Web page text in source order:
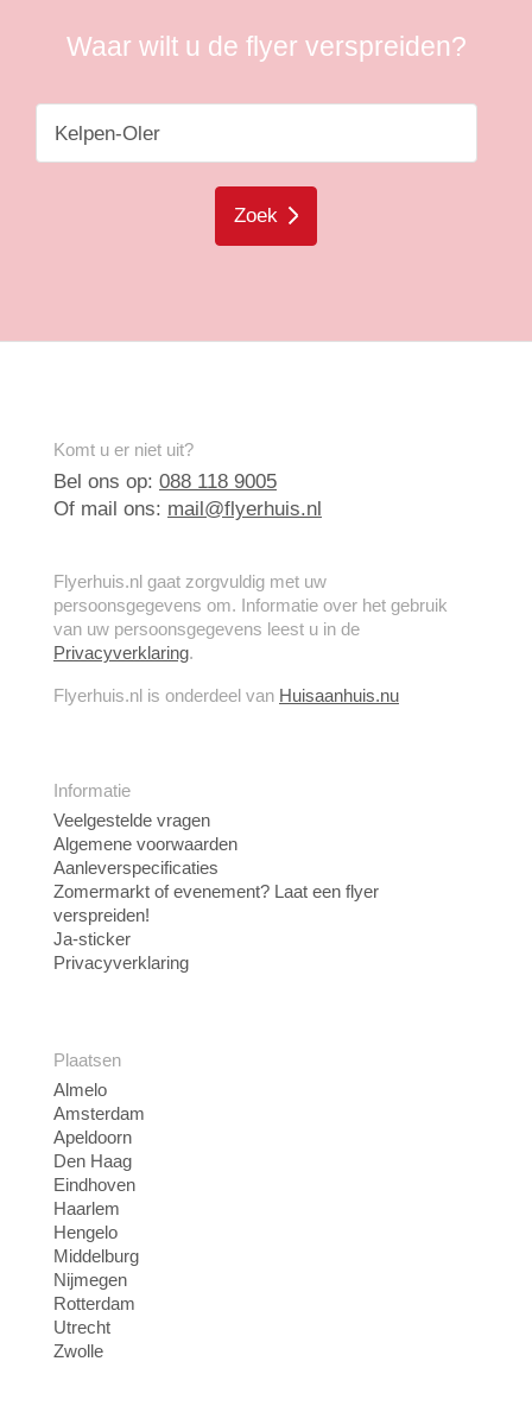
Waar wilt u de flyer verspreiden?
Zoek
Komt u er niet uit?
Bel ons op: 088 118 9005
Of mail ons: mail@flyerhuis.nl
Flyerhuis.nl gaat zorgvuldig met uw
persoonsgegevens om. Informatie over het gebruik
van uw persoonsgegevens leest u in de
Privacyverklaring.
Flyerhuis.nl is onderdeel van Huisaanhuis.nu
Informatie
Veelgestelde vragen
Algemene voorwaarden
Aanleverspecificaties
Zomermarkt of evenement? Laat een flyer
verspreiden!
Ja-sticker
Privacyverklaring
Plaatsen
Almelo
Amsterdam
Apeldoorn
Den Haag
Eindhoven
Haarlem
Hengelo
Middelburg
Nijmegen
Rotterdam
Utrecht
Zwolle